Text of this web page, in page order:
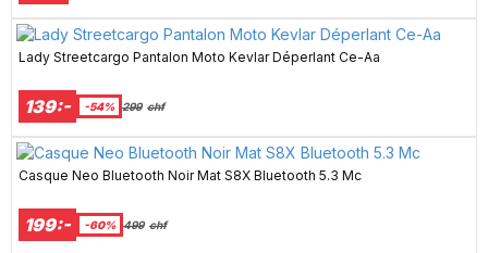
Lady Streetcargo Pantalon Moto Kevlar Déperlant Ce-Aa
139:- -54% 299 chf
Casque Neo Bluetooth Noir Mat S8X Bluetooth 5.3 Mc
199:- -60% 499 chf